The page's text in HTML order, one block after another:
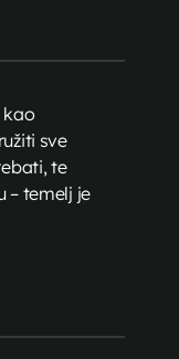
kao
sve
te
– temelj je